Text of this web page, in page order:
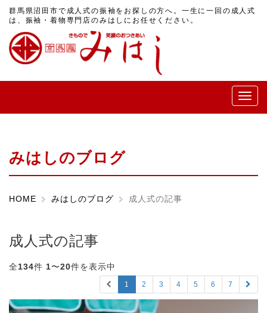
群馬県沼田市で成人式の振袖をお探しの方へ。一生に一回の成人式
は、振袖・着物専門店のみはしにお任せください。
メ
ニ
みはしのブログ
HOME みはしのブログ 成人式の記事
成人式の記事
全134件 1〜20件を表示中
1 2 3 4 5 6 7